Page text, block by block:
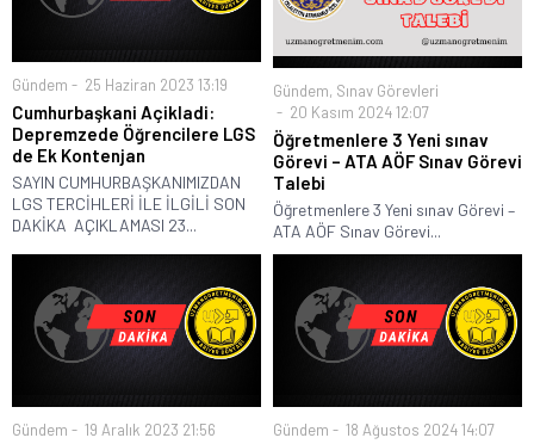
Gündem 25 Haziran 2023 13:19
Cumhurbaşkani Açikladi:
Depremzede Öğrencilere LGS
de Ek Kontenjan
SAYIN CUMHURBAŞKANIMIZDAN
LGS TERCİHLERİ İLE İLGİLİ SON
DAKİKA AÇIKLAMASI 23...
Gündem, Sınav Görevleri
20 Kasım 2024 12:07
Öğretmenlere 3 Yeni sınav
Görevi – ATA AÖF Sınav Görevi
Talebi
Öğretmenlere 3 Yeni sınav Görevi –
ATA AÖF Sınav Görevi...
Gündem 19 Aralık 2023 21:56 Gündem 18 Ağustos 2024 14:07